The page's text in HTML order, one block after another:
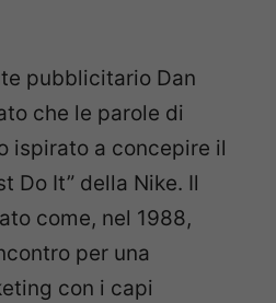
pubblicitario Dan
che le parole di
ispirato a concepire il
Do It” della Nike. Il
come, nel 1988,
per una
con i capi